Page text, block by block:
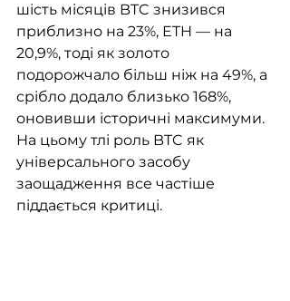
шість місяців BTC знизився
приблизно на 23%, ETH — на
20,9%, тоді як золото
подорожчало більш ніж на 49%, а
срібло додало близько 168%,
оновивши історичні максимуми.
На цьому тлі роль BTC як
універсального засобу
заощадження все частіше
піддається критиці.